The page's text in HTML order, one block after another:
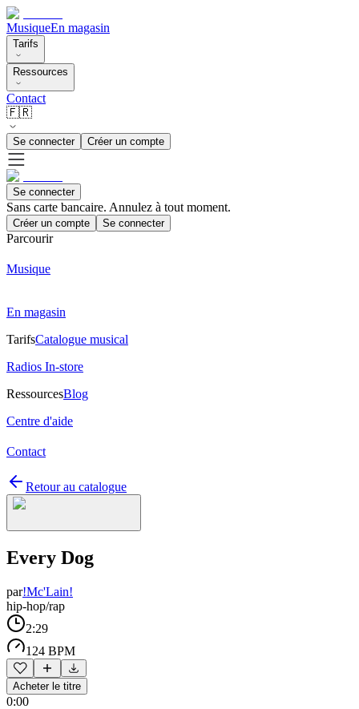
MusiqueEn magasin
Tarifs
Ressources
Contact
🇫🇷
Se connecter Créer un compte
Se connecter
Sans carte bancaire. Annulez à tout moment.
Créer un compte Se connecter
Parcourir
Musique
En magasin
TarifsCatalogue musical
Radios In-store
RessourcesBlog
Centre d'aide
Contact
Retour au catalogue
Every Dog
par!Mc'Lain!
hip-hop/rap
2:29
124 BPM
Acheter le titre
0:00